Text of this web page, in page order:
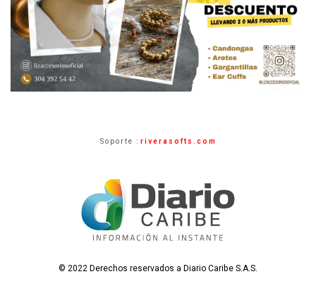
Soporte : riverasofts.com
© 2022 Derechos reservados a Diario Caribe S.A.S.